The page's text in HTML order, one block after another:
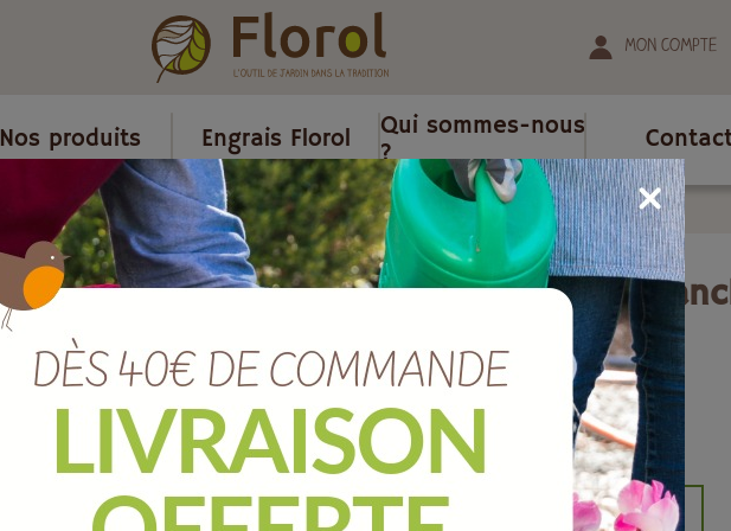
Mon compte
Nos produits Engrais Florol
Qui sommes-nous
?
/Butteur 25 cm sans manche.
Butteur 25 cm sans
Ref : JBB25SM
EAN :
3700279600716
Marque : SOERGEN Distribution
Quantité :